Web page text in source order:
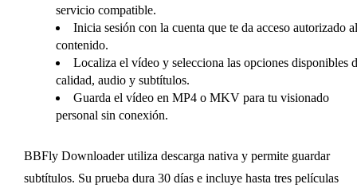
servicio compatible.
Inicia sesión con la cuenta que te da acceso autorizado al
contenido.
Localiza el vídeo y selecciona las opciones disponibles
calidad, audio y subtítulos.
Guarda el vídeo en MP4 o MKV para tu visionado
personal sin conexión.
BBFly Downloader utiliza descarga nativa y permite guardar
subtítulos. Su prueba dura 30 días e incluye hasta tres películas